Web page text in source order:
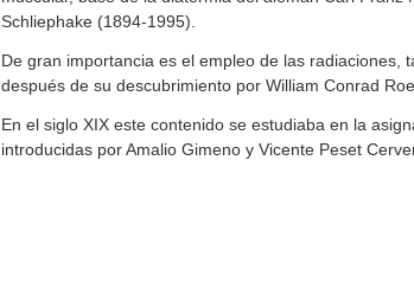
Schliephake (1894-1995).
De gran importancia es el empleo de las
después de su descubrimiento por William Conrad
En el siglo XIX este contenido se estudiaba en la
introducidas por Amalio Gimeno y Vicente Peset